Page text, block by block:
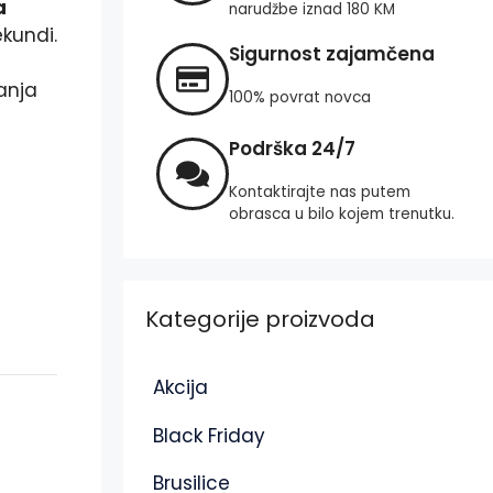
narudžbe iznad 180 KM
Sigurnost zajamčena
100% povrat novca
Podrška 24/7
Kontaktirajte nas putem
obrasca u bilo kojem trenutku.
Kategorije proizvoda
Akcija
Black Friday
Brusilice